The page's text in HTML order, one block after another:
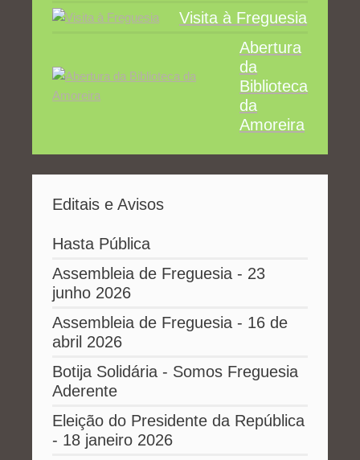
Visita à Freguesia
Abertura
da
Biblioteca
da
Amoreira
Editais e Avisos
Hasta Pública
Assembleia de Freguesia - 23
junho 2026
Assembleia de Freguesia - 16 de
abril 2026
Botija Solidária - Somos Freguesia
Aderente
Eleição do Presidente da República
- 18 janeiro 2026